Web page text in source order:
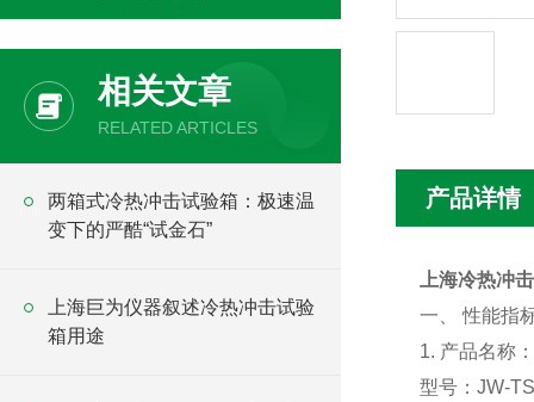
相关文章
RELATED ARTICLES
两箱式冷热冲击试验箱：极速温
变下的严酷“试金石”
上海巨为仪器叙述冷热冲击试验
箱用途
产品详情
上海冷热冲
一、 性能指
1. 产品名称
型号：JW-